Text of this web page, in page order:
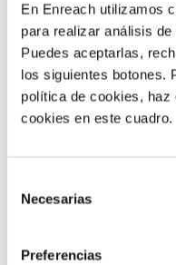
En Enreach utilizamos
para realizar análisis
Puedes aceptarlas,
los siguientes botones.
política de cookies,
cookies en este cuadro.
Necesarias
Preferencias
próximos pasos a
repasar cómo quedó
info al equipo: todos
teléfono.
Así, aunque tenga mil
a sus clientes.
¿QUÉ